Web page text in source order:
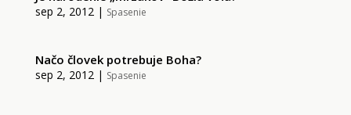
sep 2, 2012| Spasenie
Načo človek potrebuje Boha?
sep 2, 2012| Spasenie